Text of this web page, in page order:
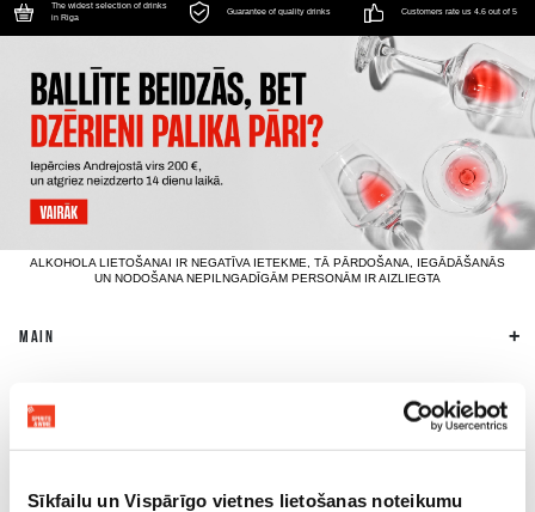
Sīkfailu un Vispārīgo vietnes lietošanas noteikumu
The widest selection of drinks
in Riga
Guarantee of quality drinks Customers rate us 4.6 out of 5
ALKOHOLA LIETOŠANAI IR NEGATĪVA IETEKME, TĀ PĀRDOŠANA, IEGĀDĀŠANĀS
UN NODOŠANA NEPILNGADĪGĀM PERSONĀM IR AIZLIEGTA
MAIN
YRITYSTIEDOT